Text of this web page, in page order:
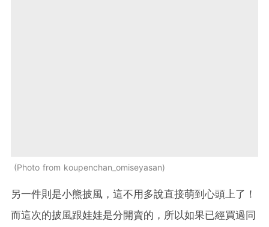
Photo from koupenchan_omiseyasan
另一件則是小熊披風，這不用多說直接萌到心頭上了！
而這次的披風跟娃娃是分開賣的，所以如果已經買過同